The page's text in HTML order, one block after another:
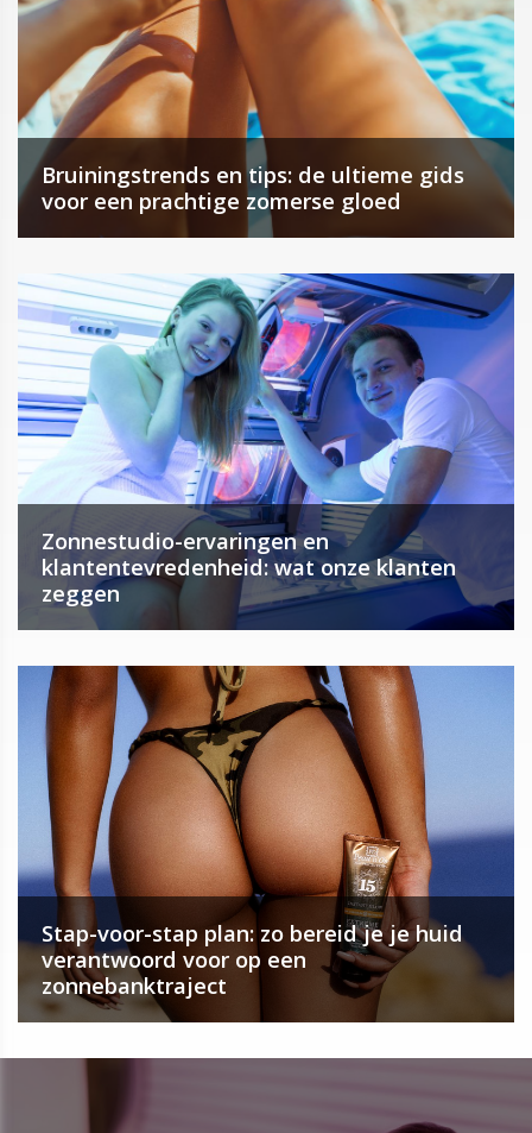
Bruiningstrends en tips: de ultieme gids
voor een prachtige zomerse gloed
Zonnestudio-ervaringen en
klantentevredenheid: wat onze klanten
zeggen
Stap-voor-stap plan: zo bereid je je huid
verantwoord voor op een
zonnebanktraject